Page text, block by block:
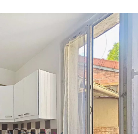
voir le